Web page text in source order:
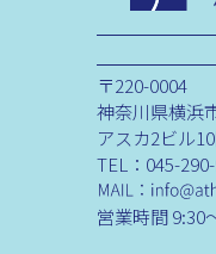
〒220-0004
神奈川県横浜
アスカ2ビル
TEL：045-
営業時間 9:30